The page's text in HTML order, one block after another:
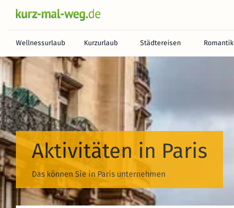
Wellnessurlaub Kurzurlaub Städtereisen Romantik
Aktivitäten in Paris
Das können Sie in Paris unternehmen